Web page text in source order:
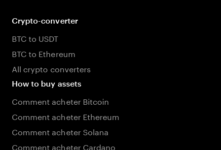
Crypto-converter
BTC to USDT
BTC to Ethereum
All crypto converters
How to buy assets
Comment acheter Bitcoin
Comment acheter Ethereum
Comment acheter Solana
Comment acheter Cardano